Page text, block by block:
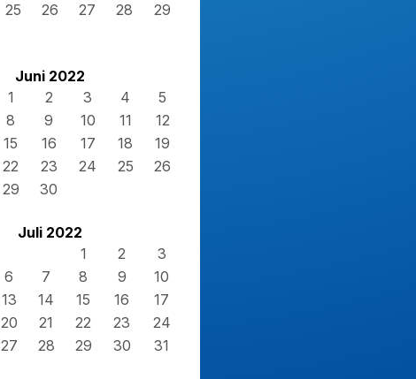
25 26 27 28
29
Juni 2022
1
2 3 4
5
8 9 10 11
12
15 16 17 18
19
22 23 24 25
26
29 30
Juli 2022
1
2
3
6 7 8 9
10
13 14 15 16
17
20 21 22 23
24
27 28 29 30 31